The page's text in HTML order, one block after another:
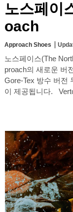
노스페이
oach
Approach Shoes
노스페이스(The
proach의 새로운 버
Gore-Tex 방수 버전
이 제